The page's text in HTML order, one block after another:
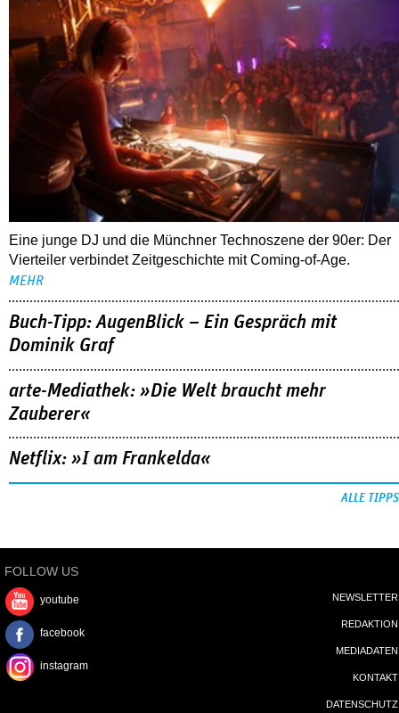
Eine junge DJ und die Münchner Technoszene der 90er: Der
Vierteiler verbindet Zeitgeschichte mit Coming-of-Age.
MEHR
Buch-Tipp: AugenBlick – Ein Gespräch mit
Dominik Graf
arte-Mediathek: »Die Welt braucht mehr
Zauberer«
Netflix: »I am Frankelda«
ALLE TIPPS
FOLLOW US
youtube
facebook
instagram
NEWSLETTER
REDAKTION
MEDIADATEN
KONTAKT
DATENSCHUTZ